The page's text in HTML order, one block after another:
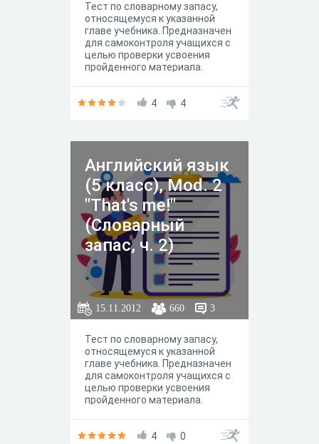
Тест по словарному запасу,
относящемуся к указанной
главе учебника. Предназначен
для самоконтроля учащихся с
целью проверки усвоения
пройденного материала.
4 4
Английский язык
(5 класс), Mod. 2
"That's me!"
(Словарный
запас, ч. 2)
15.11.2012 660 3
Тест по словарному запасу,
относящемуся к указанной
главе учебника. Предназначен
для самоконтроля учащихся с
целью проверки усвоения
пройденного материала.
4 0